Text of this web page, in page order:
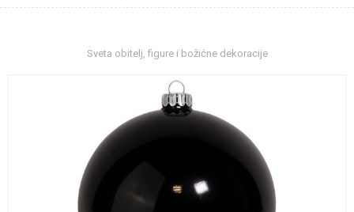
Sveta obitelj, figure i božićne dekoracije